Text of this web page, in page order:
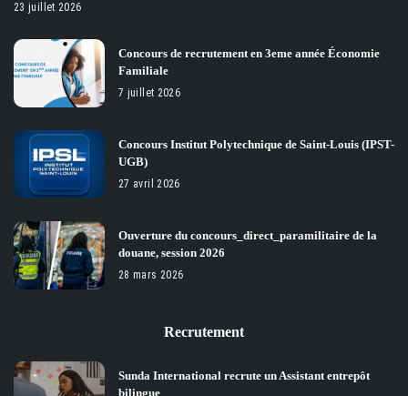
23 juillet 2026
Concours de recrutement en 3eme année Économie
Familiale
7 juillet 2026
Concours Institut Polytechnique de Saint-Louis (IPST-
UGB)
27 avril 2026
Ouverture du concours_direct_paramilitaire de la
douane, session 2026
28 mars 2026
Recrutement
Sunda International recrute un Assistant entrepôt
bilingue